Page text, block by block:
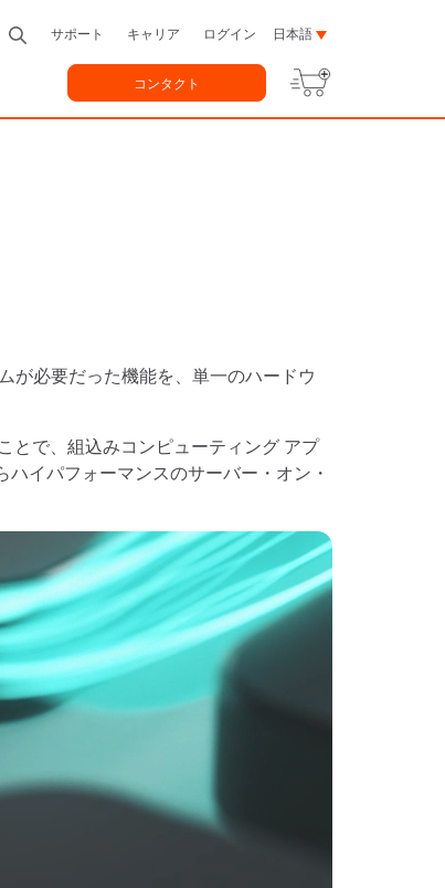
サポート キャリア ログイン 日本語
コンタクト
が必要だった機能を、単一のハードウ
とで、組込みコンピューティング アプ
イパフォーマンスのサーバー・オン・